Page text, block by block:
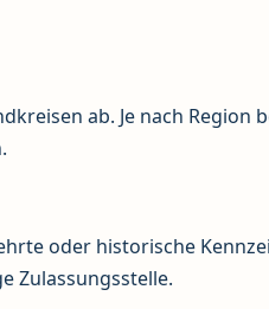
ab. Je nach Region
oder historische
Zulassungsstelle.